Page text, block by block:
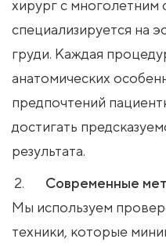
хирург с многолетним
специализируется на
груди. Каждая
анатомических
предпочтений
достигать
результата.
Современные
Мы используем
техники, которые